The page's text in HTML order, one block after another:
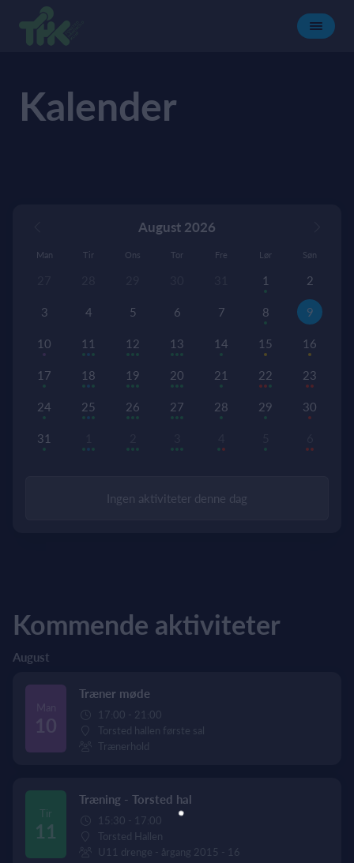
Kalender
August 2026
Man Tir Ons Tor Fre Lør Søn
1 2
3 4 5 6 7 8 9
10 11 12 13 14 15 16
17 18 19 20 21 22 23
24 25 26 27 28 29 30
31
Ingen aktiviteter denne dag
Kommende aktiviteter
August
Træner møde
17:00 - 21:00
Torsted hallen første sal
Trænerhold
Tir
11
Træning - Torsted hal
15:30 - 17:00
Torsted Hallen
U11 drenge - årgang 2015 - 16